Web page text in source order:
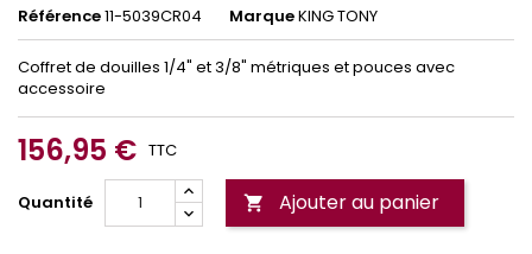
Référence11-5039CR04 MarqueKING TONY
Coffret de douilles 1/4" et 3/8" métriques et pouces avec
accessoire
156,95 € TTC
Quantité  Ajouter au panier